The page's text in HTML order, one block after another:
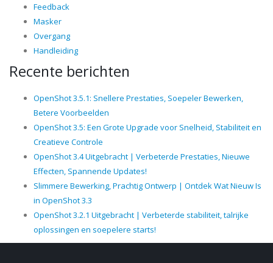
Feedback
Masker
Overgang
Handleiding
Recente berichten
OpenShot 3.5.1: Snellere Prestaties, Soepeler Bewerken,
Betere Voorbeelden
OpenShot 3.5: Een Grote Upgrade voor Snelheid, Stabiliteit en
Creatieve Controle
OpenShot 3.4 Uitgebracht | Verbeterde Prestaties, Nieuwe
Effecten, Spannende Updates!
Slimmere Bewerking, Prachtig Ontwerp | Ontdek Wat Nieuw Is
in OpenShot 3.3
OpenShot 3.2.1 Uitgebracht | Verbeterde stabiliteit, talrijke
oplossingen en soepelere starts!